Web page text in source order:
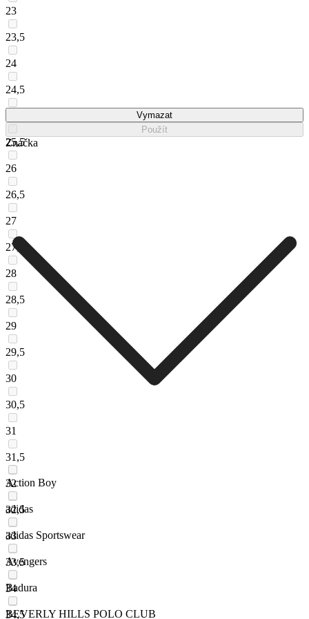
23
23,5
24
24,5
25,5
26
26,5
27
27,5
28
28,5
29
29,5
30
30,5
31
31,5
32
32,5
33
33,5
34
34,5
Vymazat
Použít
Značka
Action Boy
adidas
adidas Sportswear
Avengers
Badura
BEVERLY HILLS POLO CLUB